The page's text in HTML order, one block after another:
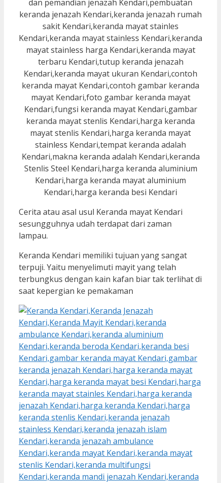
Cerita atau asal usul Keranda mayat Kendari
sesungguhnya udah terdapat dari zaman
lampau.
Keranda Kendari memiliki tujuan yang sangat
terpuji. Yaitu menyelimuti mayit yang telah
terbungkus dengan kain kafan biar tak terlihat di
saat kepergian ke pemakaman